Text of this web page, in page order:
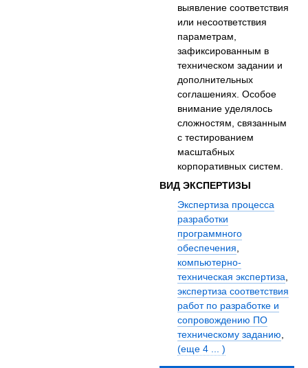
выявление соответствия
или несоответствия
параметрам,
зафиксированным в
техническом задании и
дополнительных
соглашениях. Особое
внимание уделялось
сложностям, связанным
с тестированием
масштабных
корпоративных систем.
ВИД ЭКСПЕРТИЗЫ
Экспертиза процесса
разработки
программного
обеспечения,
компьютерно-
техническая экспертиза,
экспертиза соответствия
работ по разработке и
сопровождению ПО
техническому заданию,
(еще 4 ... )